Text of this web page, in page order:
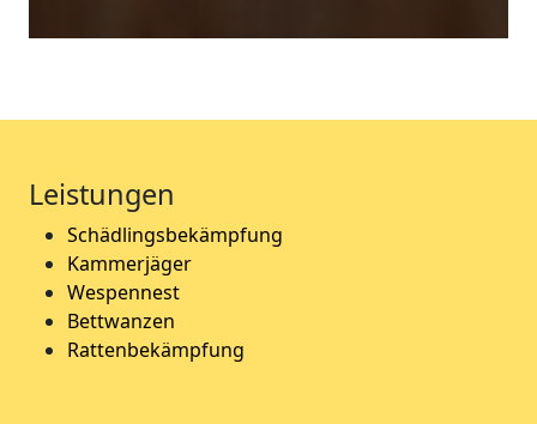
Leistungen
Schädlingsbekämpfung
Kammerjäger
Wespennest
Bettwanzen
Rattenbekämpfung